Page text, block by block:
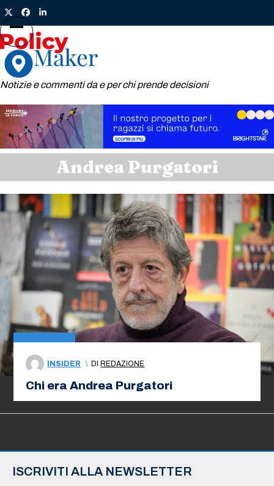
Skip
to
content
TwitterFacebook
LinkedIn
Notizie e commenti da e per chi prende decisioni
Open
mobile
menu
Close
mobile
menu
Andrea Purgatori
INSIDER \ DI REDAZIONE
Chi era Andrea Purgatori
ISCRIVITI ALLA NEWSLETTER